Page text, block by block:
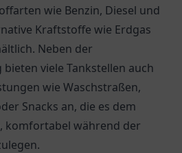
wie Benzin, Diesel und
Kraftstoffe wie Erdgas
Neben der
viele Tankstellen auch
wie Waschstraßen,
Snacks an, die es dem
komfortabel während der